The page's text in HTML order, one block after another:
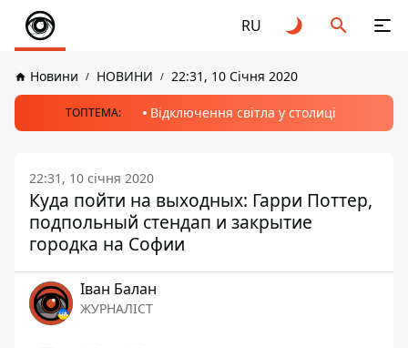
RU
Новини НОВИНИ 22:31, 10 Січня 2020
ТОПТЕМА: Відключення світла у столиці
22:31, 10 січня 2020
Куда пойти на выходных: Гарри Поттер,
подпольный стендап и закрытие
городка на Софии
Іван Балан
ЖУРНАЛІСТ